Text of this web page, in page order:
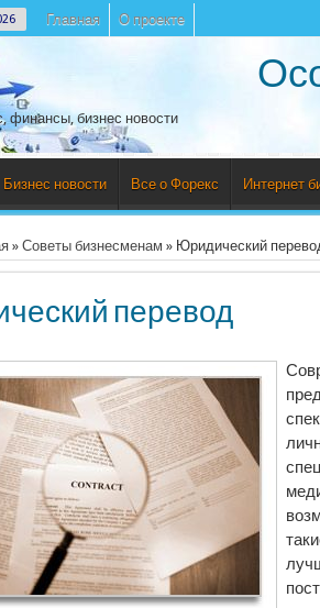
Главная О проекте
финансы, бизнес новости
Бизнес новости Все о Форекс Интернет
» Советы бизнесменам » Юридический
перевод